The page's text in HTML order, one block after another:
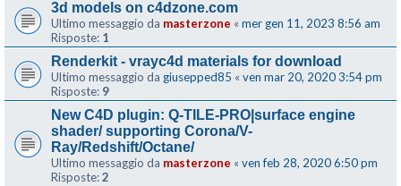
3d models on c4dzone.com
Ultimo messaggio da masterzone « mer gen 11, 2023 8:56 am
Risposte: 1
Renderkit - vrayc4d materials for download
Ultimo messaggio da giusepped85 « ven mar 20, 2020 3:54 pm
Risposte: 9
New C4D plugin: Q-TILE-PRO|surface engine
shader/ supporting Corona/V-
Ray/Redshift/Octane/
Ultimo messaggio da masterzone « ven feb 28, 2020 6:50 pm
Risposte:2